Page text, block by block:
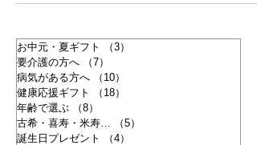
お中元・夏ギフト （3）
要介護の方へ
（7）
病気がある方へ
（10）
健康応援ギフト
（18）
年齢で選ぶ
（8）
古希・喜寿・米寿…
（5）
誕生日プレゼント
（4）